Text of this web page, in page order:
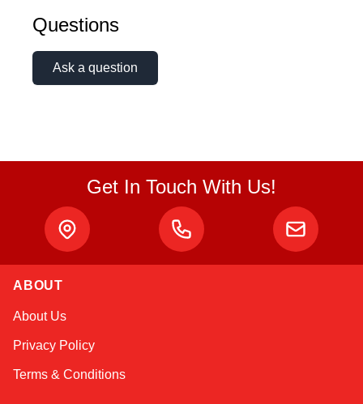
Questions
Ask a question
Get In Touch With Us!
ABOUT
About Us
Privacy Policy
Terms & Conditions